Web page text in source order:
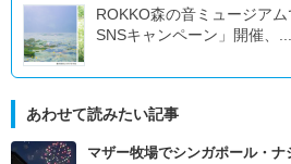
ROKKO森の音ミュージア
SNSキャンペーン」開催、...
あわせて読みたい記事
マザー牧場でシンガポール・